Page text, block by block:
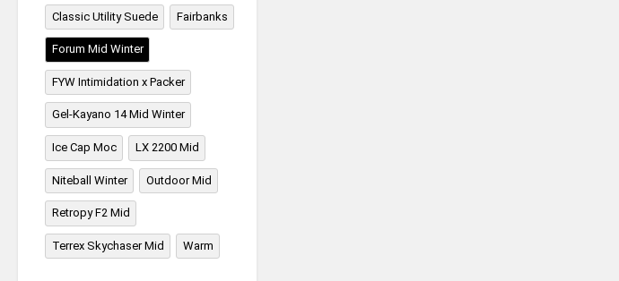
Classic Utility Suede Fairbanks
Forum Mid Winter
FYW Intimidation x Packer
Gel-Kayano 14 Mid Winter
Ice Cap Moc LX 2200 Mid
Niteball Winter Outdoor Mid
Retropy F2 Mid
Terrex Skychaser Mid Warm